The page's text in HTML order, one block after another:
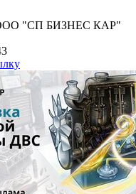
ООО "СП БИЗНЕС КАР"